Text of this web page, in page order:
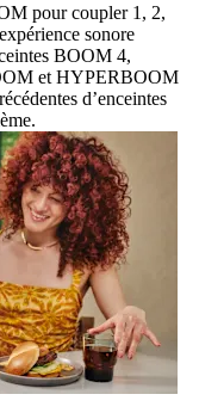
pour coupler 1, 2,
sonore
BOOM 4,
et HYPERBOOM
d’enceintes